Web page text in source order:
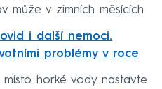
může v zimních měsících
i další nemoci.
problémy v roce
horké vody nastavte